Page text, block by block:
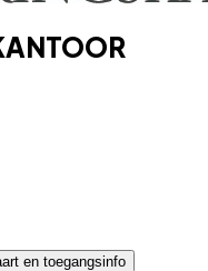
en toegangsinfo